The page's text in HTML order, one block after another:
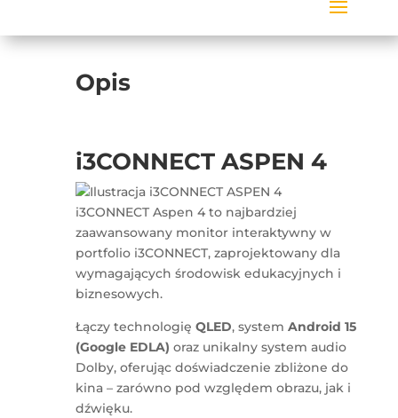
Opis
i3CONNECT ASPEN 4
i3CONNECT Aspen 4 to najbardziej
zaawansowany monitor interaktywny w
portfolio i3CONNECT, zaprojektowany dla
wymagających środowisk edukacyjnych i
biznesowych.
Łączy technologięQLED, systemAndroid 15
(Google EDLA) oraz unikalny system audio
Dolby, oferując doświadczenie zbliżone do
kina – zarówno pod względem obrazu, jak i
dźwięku.